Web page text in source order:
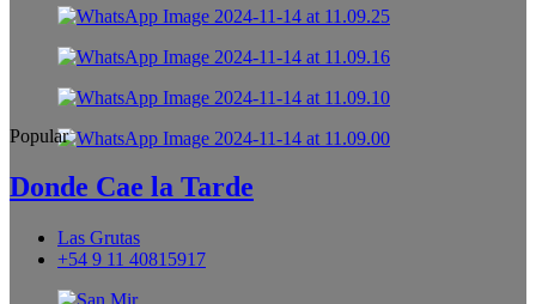
Popular
Donde Cae la Tarde
Las Grutas
+54 9 11 40815917